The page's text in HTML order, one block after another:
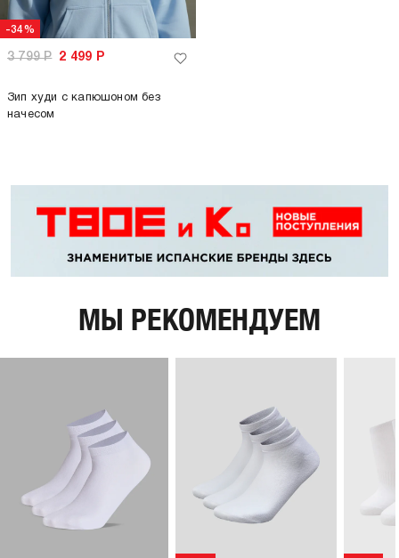
-34%
3 799Р 2 499 Р
Зип худи с капюшоном без
начесом
МЫ РЕКОМЕНДУЕМ